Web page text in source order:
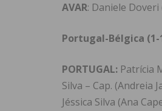
AVAR: Daniele Doveri
Portugal-Bélgica
PORTUGAL: Patrícia
Silva – Cap. (Andreia
Jéssica Silva (Ana